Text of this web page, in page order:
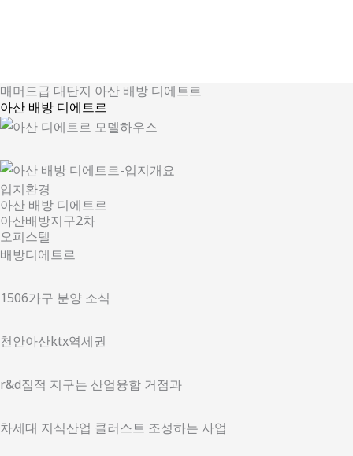
건
너
기
매머드급 대단지 아산 배방 디에트르
아산 배방 디에트르
입지환경
아산 배방 디에트르
아산배방지구2차
오피스텔
배방디에트르
1506가구 분양 소식
천안아산ktx역세권
r&d집적 지구는 산업융합 거점과
차세대 지식산업 클러스트 조성하는 사업